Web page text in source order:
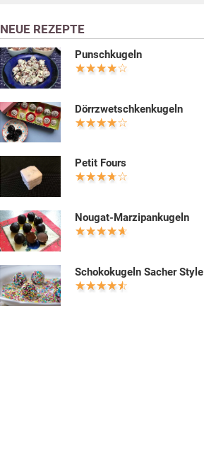
NEUE REZEPTE
Punschkugeln
Dörrzwetschkenkugeln
Petit Fours
Nougat-Marzipankugeln
Schokokugeln Sacher Style